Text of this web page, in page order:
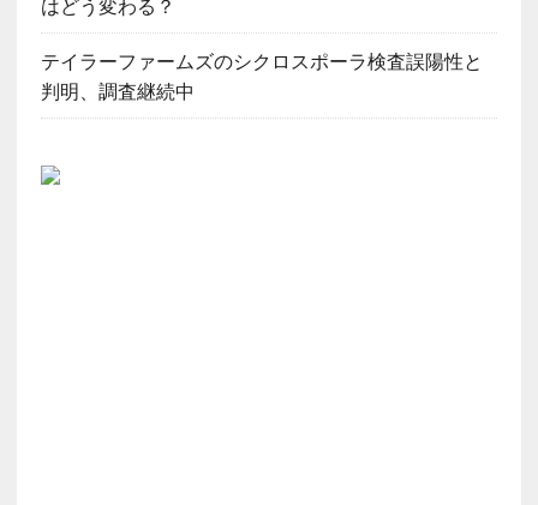
テイラーファームズのシクロスポーラ検査誤陽性と
判明、調査継続中